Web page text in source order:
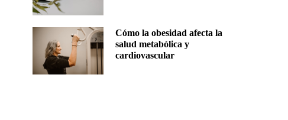
Cómo la obesidad afecta la
salud metabólica y
cardiovascular